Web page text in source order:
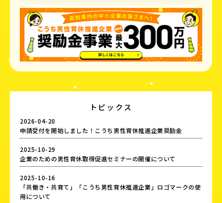
トピックス
2026-04-20
申請受付を開始しました！こうち男性育休推進企業奨励金
2025-10-29
企業のための男性育休取得促進セミナーの開催について
2025-10-16
「共働き・共育て」「こうち男性育休推進企業」ロゴマークの使
用について